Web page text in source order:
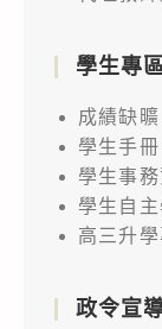
學生專
成績缺曠
學生手冊
學生事務
學生自
高三升學
政令宣